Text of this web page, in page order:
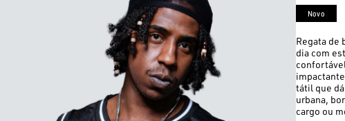
Novo
Regata de
dia com
tátil que
urbana,
cargo ou